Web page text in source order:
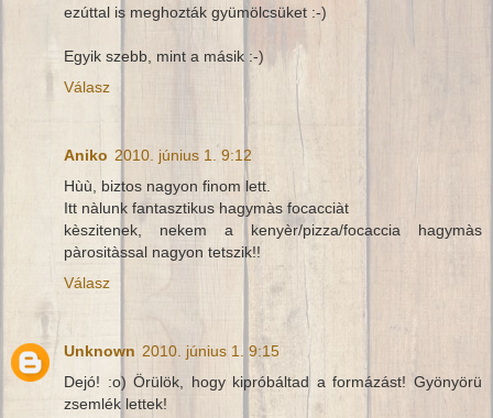
ezúttal is meghozták gyümölcsüket :-)
Egyik szebb, mint a másik :-)
Válasz
Aniko 2010. június 1. 9:12
Hùù, biztos nagyon finom lett.
Itt nàlunk fantasztikus hagymàs focacciàt
kèszitenek, nekem a kenyèr/pizza/focaccia hagymàs
pàrositàssal nagyon tetszik!!
Válasz
Unknown 2010. június 1. 9:15
Dejó! :o) Örülök, hogy kipróbáltad a formázást! Gyönyörü
zsemlék lettek!